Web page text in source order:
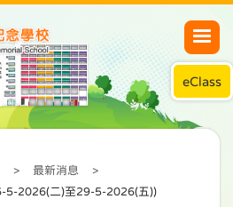
eClass
> 最新消息
>
5-2026(二)至29-5-2026(五))